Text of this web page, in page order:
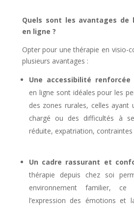
Quels sont les avantages de
en ligne ?
Opter pour une thérapie en visio-
plusieurs avantages :
Une accessibilité renforcée
en ligne sont idéales pour les
des zones rurales, celles ayant
chargé ou des difficultés à
réduite, expatriation, contraintes
Un cadre rassurant et
thérapie depuis chez soi
environnement familier,
l’expression des émotions et